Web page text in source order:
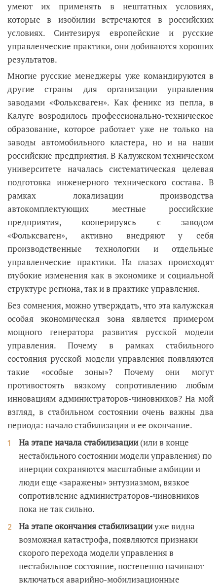
умеют их применять в нештатных условиях,
которые в изобилии встречаются в российских
условиях. Синтезируя европейские и русские
управленческие практики, они добиваются хороших
результатов.
Многие русские менеджеры уже командируются в
другие страны для организации управления
заводами «Фольксваген». Как феникс из пепла, в
Калуге возродилось профессионально-техническое
образование, которое работает уже не только на
заводы автомобильного кластера, но и на наши
российские предприятия. В Калужском техническом
университете началась систематическая целевая
подготовка инженерного технического состава. В
рамках локализации производства
автокомплектующих местные российские
предприятия, кооперируясь с заводом
«Фольксваген», активно внедряют у себя
производственные технологии и отдельные
управленческие практики. На глазах происходят
глубокие изменения как в экономике и социальной
структуре региона, так и в практике управления.
Без сомнения, можно утверждать, что эта калужская
особая экономическая зона является примером
мощного генератора развития русской модели
управления. Почему в рамках стабильного
состояния русской модели управления появляются
такие «особые зоны»? Почему они могут
противостоять вязкому сопротивлению любым
инновациям администраторов-чиновников? На мой
взгляд, в стабильном состоянии очень важны два
периода: начало стабилизации и ее окончание.
На этапе начала стабилизации(или в конце
нестабильного состоянии модели управления) по
инерции сохраняются масштабные амбиции и
люди еще «заражены» энтузиазмом, вязкое
сопротивление администраторов-чиновников
пока не так сильно.
На этапе окончания стабилизацииуже видна
возможная катастрофа, появляются признаки
скорого перехода модели управления в
нестабильное состояние, постепенно начинают
включаться аварийно-мобилизационные